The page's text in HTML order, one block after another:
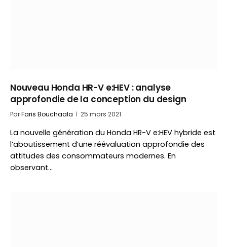
Nouveau Honda HR-V e:HEV : analyse
approfondie de la conception du design
ParFaris Bouchaala 25 mars 2021
La nouvelle génération du Honda HR-V e:HEV hybride est
l’aboutissement d’une réévaluation approfondie des
attitudes des consommateurs modernes. En
observant…